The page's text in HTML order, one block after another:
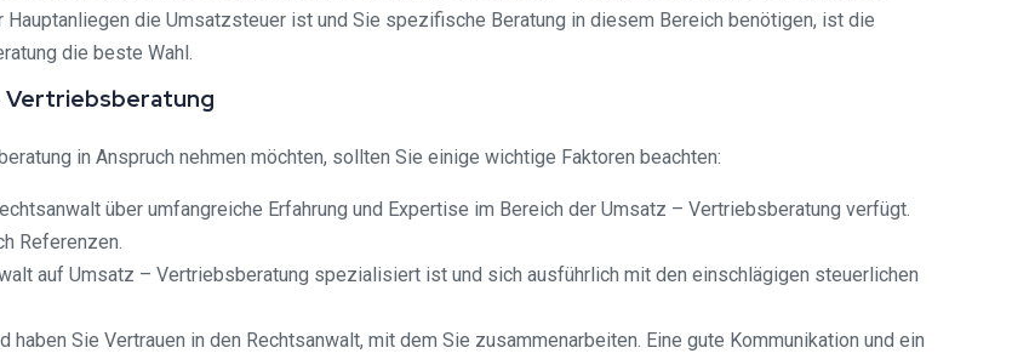
Hauptanliegen die Umsatzsteuer ist und Sie spezifische Beratung in diesem Bereich benötigen, ist die
die beste Wahl.
Vertriebsberatung
in Anspruch nehmen möchten, sollten Sie einige wichtige Faktoren beachten:
über umfangreiche Erfahrung und Expertise im Bereich der Umsatz – Vertriebsberatung verfügt.
Referenzen.
auf Umsatz – Vertriebsberatung spezialisiert ist und sich ausführlich mit den einschlägigen steuerlichen
Sie Vertrauen in den Rechtsanwalt, mit dem Sie zusammenarbeiten. Eine gute Kommunikation und ein